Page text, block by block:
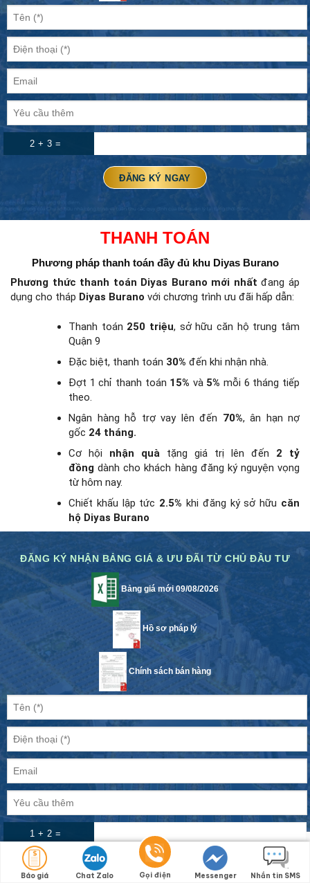
2 + 3 =
THANH TOÁN
Phương pháp thanh toán đầy đủkhu Diyas Burano
Phương thức thanh toán Diyas Burano mới nhấtđang áp
dụng cho tháp Diyas Burano với chương trình ưu đãi hấp dẫn:
Thanh toán 250 triệu, sở hữu căn hộ trung tâm
Quận 9
Đặc biệt, thanh toán 30% đến khi nhận nhà.
Đợt 1 chỉ thanh toán 15% và 5% mỗi 6 tháng tiếp
theo.
Ngân hàng hỗ trợ vay lên đến 70%, ân hạn nợ
gốc 24 tháng.
Cơ hội nhận quà tặng giá trị lên đến 2 tỷ
đồng dành cho khách hàng đăng ký nguyện vọng
từ hôm nay.
Chiết khấu lập tức 2.5% khi đăng ký sở hữu căn
hộ Diyas Burano
ĐĂNG KÝ NHẬN BẢNG GIÁ & ƯU ĐÃI TỪ CHỦ ĐẦU TƯ
Bảng giá mới 09/08/2026
Hồ sơ pháp lý
Chính sách bán hàng
1 + 2 =
Báo giá Chat Zalo Gọi điện Messenger Nhắn tin SMS